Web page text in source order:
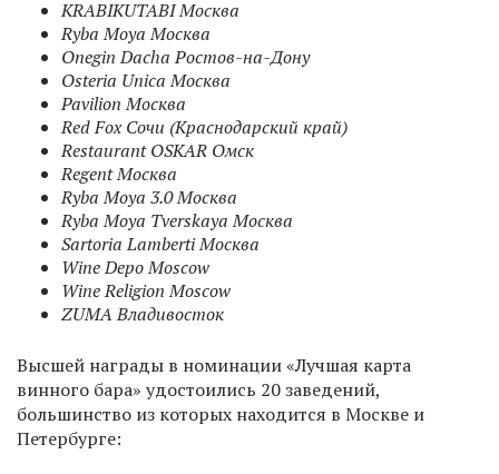
KRABIKUTABI Москва
Ryba Moya Москва
Onegin Dacha Ростов-на-Дону
Osteria Unica Москва
Pavilion Москва
Red Fox Сочи (Краснодарский край)
Restaurant OSKAR Омск
Regent Москва
Ryba Moya 3.0 Москва
Ryba Moya Tverskaya Москва
Sartoria Lamberti Москва
Wine Depo Moscow
Wine Religion Moscow
ZUMA Владивосток
Высшей награды в номинации «Лучшая карта
винного бара» удостоились 20 заведений,
большинство из которых находится в Москве и
Петербурге: